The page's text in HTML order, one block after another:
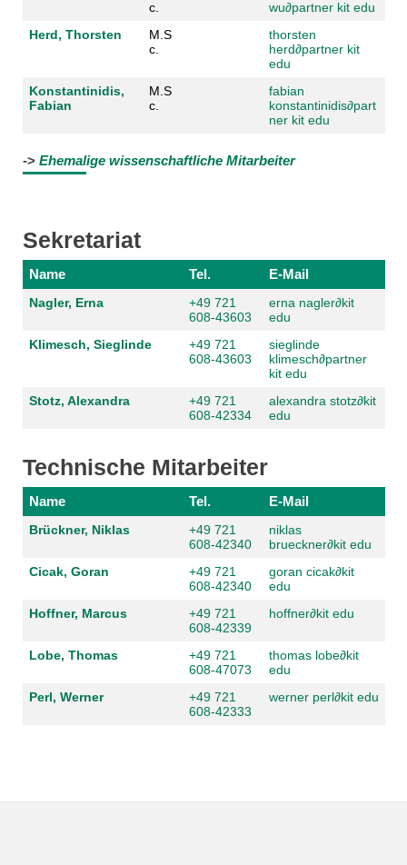
c.
wu∂partner kit edu
Herd, Thorsten
M.S
c.
thorsten
herd∂partner kit
edu
Konstantinidis,
Fabian
M.S
c.
fabian
konstantinidis∂part
ner kit edu
-> Ehemalige wissenschaftliche Mitarbeiter
Sekretariat
Name Tel. E-Mail
Nagler, Erna
+49 721
608-43603
erna nagler∂kit
edu
Klimesch, Sieglinde
+49 721
608-43603
sieglinde
klimesch∂partner
kit edu
Stotz, Alexandra
+49 721
608-42334
alexandra stotz∂kit
edu
Technische Mitarbeiter
Name Tel. E-Mail
Brückner, Niklas
+49 721
608-42340
niklas
brueckner∂kit edu
Cicak, Goran
+49 721
608-42340
goran cicak∂kit
edu
Hoffner, Marcus
+49 721
608-42339
hoffner∂kit edu
Lobe, Thomas
+49 721
608-47073
thomas lobe∂kit
edu
Perl, Werner
+49 721
608-42333
werner perl∂kit edu